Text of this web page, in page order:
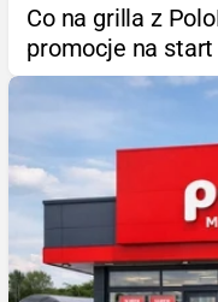
Co na grilla z
promocje na